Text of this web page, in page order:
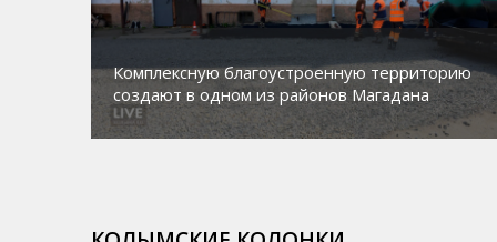
Комплексную благоустроенную территорию
создают в одном из районов Магадана